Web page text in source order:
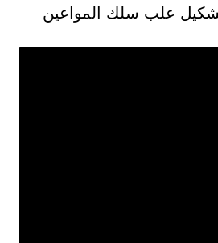
علب سلك المواعين